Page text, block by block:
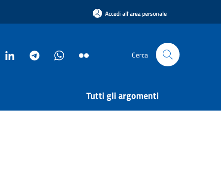
Accedi all'area personale
Cerca
Tutti gli argomenti